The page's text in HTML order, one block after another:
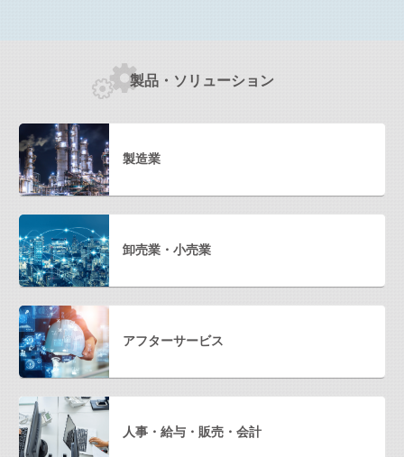
製品・ソリューション
製造業
卸売業・小売業
アフターサービス
人事・給与・販売・会計